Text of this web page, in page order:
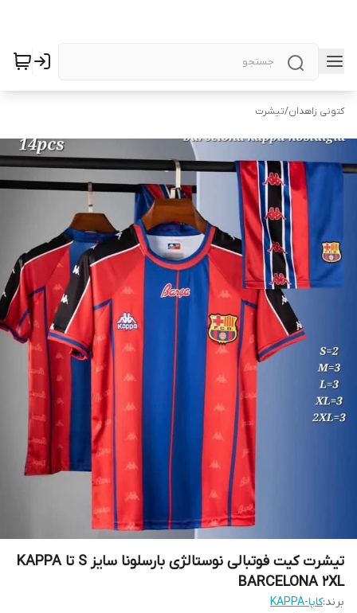
کتونی زاهدان/تیشرت
تیشرت کیت فوتبالی نوستالژی بارسلونا سایز S تا KAPPA
BARCELONA 2XL
برند:کاپا-KAPPA